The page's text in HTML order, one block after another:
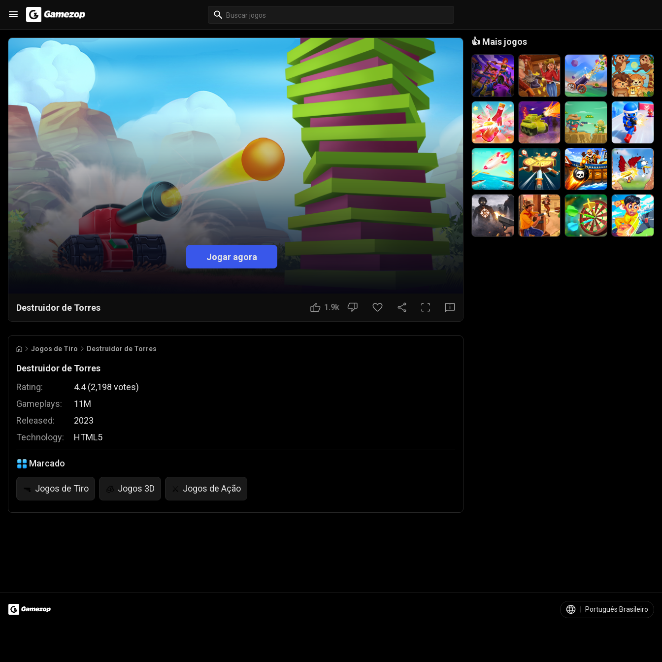
Jogar agora
Destruidor de Torres 1.9k
Jogos de Tiro Destruidor de Torres
Destruidor de Torres
Rating:
Gameplays:
Released:
Technology:
4.4 (2,198 votes)
11M
2023
HTML5
Marcado
🔫 Jogos de Tiro 🧊 Jogos 3D ⚔️ Jogos de Ação
👍 Mais jogos
| Português Brasileiro